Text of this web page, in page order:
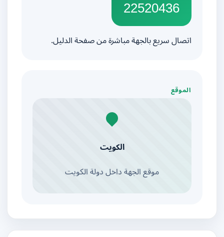
22520436
اتصال سريع بالجهة مباشرة من صفحة الدليل.
الموقع
الكويت
موقع الجهة داخل دولة الكويت